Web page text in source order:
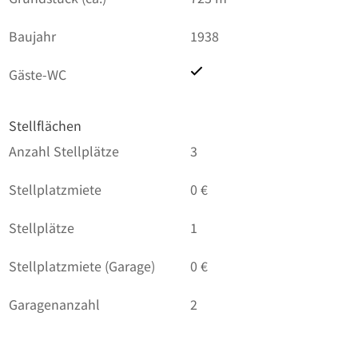
Baujahr
1938
Gäste-WC
Stellflächen
Anzahl Stellplätze
3
Stellplatzmiete
0 €
Stellplätze
1
Stellplatzmiete (Garage)
0 €
Garagenanzahl
2